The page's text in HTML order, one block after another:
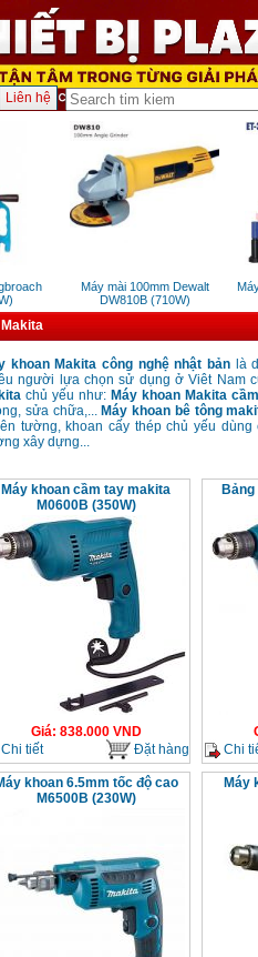
Liên hệ
Máy mài 100mm Dewalt
DW810B (710W)
Makita
khoan Makita công nghệ nhật bản là
người lựa chọn sử dụng ở Viêt Nam
chủ yếu như: Máy khoan Makita
sửa chữa,... Máy khoan bê tông
tường, khoan cấy thép chủ yếu
xây dựng...
Máy khoan cầm tay makita
M0600B (350W)
Giá: 838.000VND
Chi tiết
Đặt hàng
Chi
khoan 6.5mm tốc độ cao
M6500B (230W)
Máy